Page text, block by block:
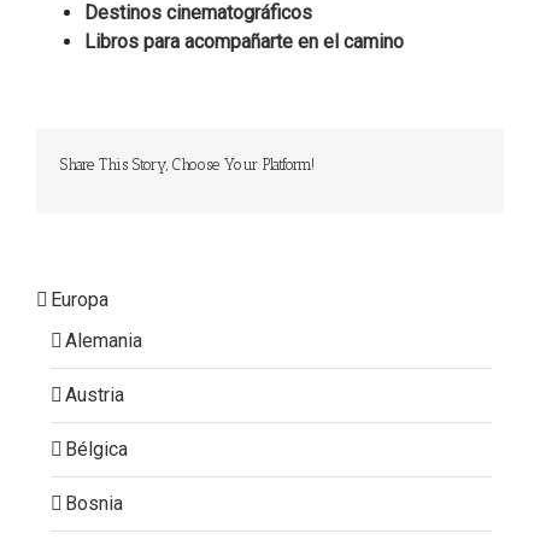
Destinos cinematográficos
Libros para acompañarte en el camino
Share This Story, Choose Your Platform!
Europa
Alemania
Austria
Bélgica
Bosnia